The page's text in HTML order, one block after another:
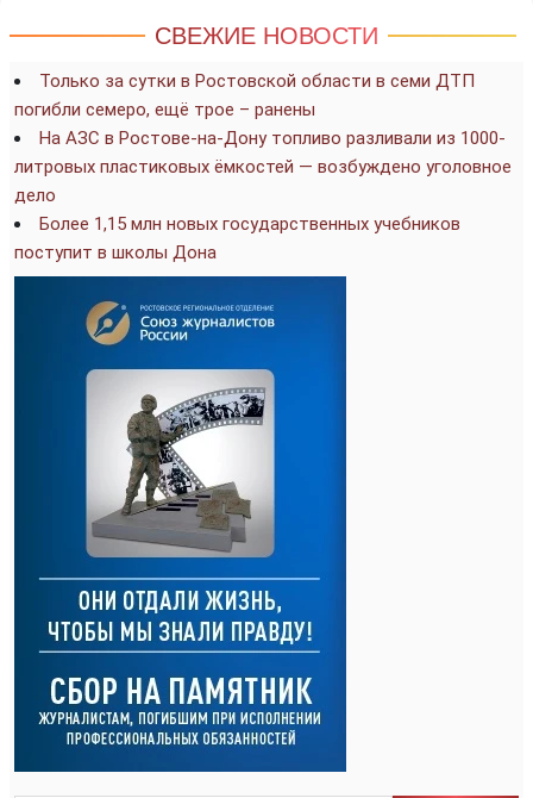
СВЕЖИЕ НОВОСТИ
Только за сутки в Ростовской области в семи ДТП
погибли семеро, ещё трое – ранены
На АЗС в Ростове-на-Дону топливо разливали из 1000-
литровых пластиковых ёмкостей — возбуждено уголовное
дело
Более 1,15 млн новых государственных учебников
поступит в школы Дона